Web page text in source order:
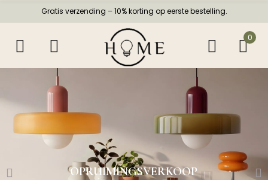
Gratis verzending – 10% korting op eerste bestelling.
0
OPRUIMINGSVERKOOP